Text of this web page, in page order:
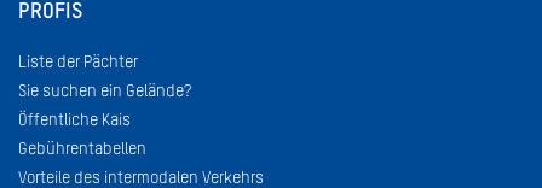
PROFIS
Liste der Pächter
Sie suchen ein Gelände?
Öffentliche Kais
Gebührentabellen
Vorteile des intermodalen Verkehrs